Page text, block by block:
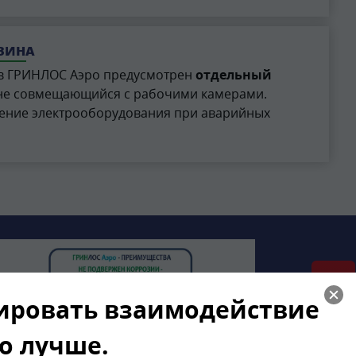
ГРИНЛОС Аэро предусмотрен отдельный
совмещающийся с рабочими камерами.
электрооборудования при аварийных
взаимодействие
лучше.